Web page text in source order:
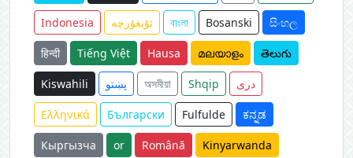
Indonesia ئۇيغۇرچە বাংলা Bosanski සිංහල
हिन्दी Tiếng Việt Hausa മലയാളം తెలుగు
Kiswahili پښتو অসমীয়া Shqip دری
Ελληνικά Български Fulfulde ಕನ್ನಡ
Кыргызча or Română Kinyarwanda